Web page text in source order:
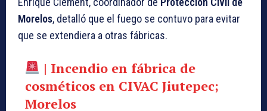
Morelos, detalló que el fuego se contuvo para evitar
que se extendiera a otras fábricas.
| Incendio en fábrica de
cosméticos en CIVAC Jiutepec;
Morelos